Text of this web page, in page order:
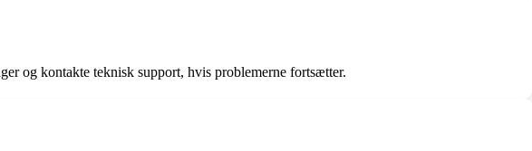
og kontakte teknisk support, hvis problemerne fortsætter.